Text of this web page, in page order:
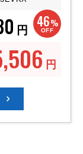
円
46%
OFF
円